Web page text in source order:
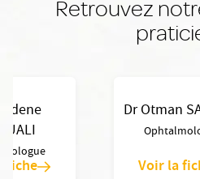
Retrouvez
Dr Otman
Voir la
fiche